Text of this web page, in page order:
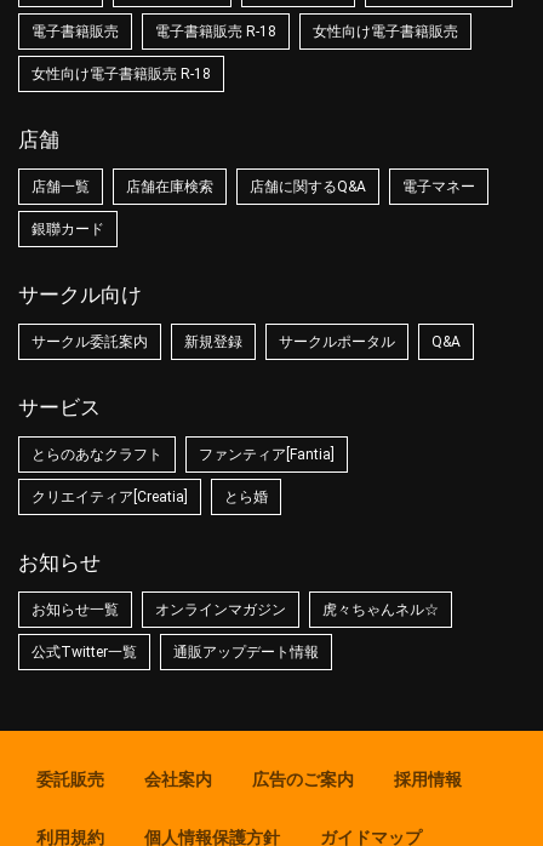
電子書籍販売 電子書籍販売 R-18 女性向け電子書籍販売
女性向け電子書籍販売 R-18
店舗
店舗一覧 店舗在庫検索 店舗に関するQ&A 電子マネー
銀聯カード
サークル向け
サークル委託案内 新規登録 サークルポータル Q&A
サービス
とらのあなクラフト ファンティア[Fantia]
クリエイティア[Creatia] とら婚
お知らせ
お知らせ一覧 オンラインマガジン 虎々ちゃんネル☆
公式Twitter一覧 通販アップデート情報
委託販売 会社案内 広告のご案内 採用情報
利用規約 個人情報保護方針 ガイドマップ